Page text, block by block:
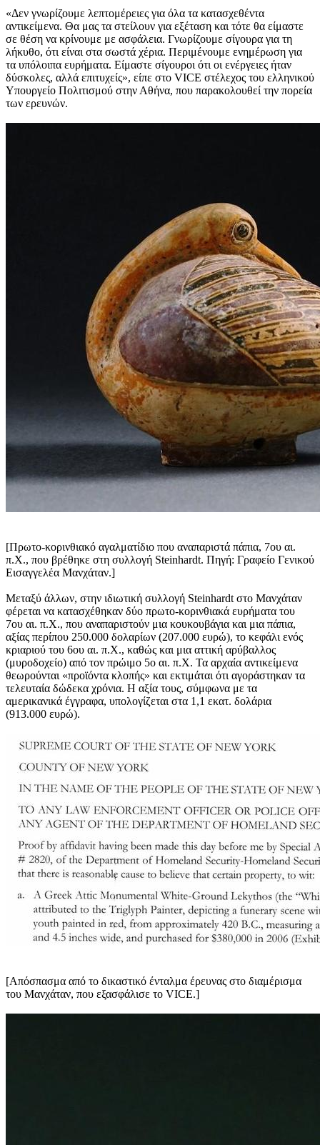
«Δεν γνωρίζουμε λεπτομέρειες για όλα τα κατασχεθέντα
αντικείμενα. Θα μας τα στείλουν για εξέταση και τότε θα είμαστε
σε θέση να κρίνουμε με ασφάλεια. Γνωρίζουμε σίγουρα για τη
λήκυθο, ότι είναι στα σωστά χέρια. Περιμένουμε ενημέρωση για
τα υπόλοιπα ευρήματα. Είμαστε σίγουροι ότι οι ενέργειες ήταν
δύσκολες, αλλά επιτυχείς», είπε στο VICE στέλεχος του ελληνικού
Υπουργείο Πολιτισμού στην Αθήνα, που παρακολουθεί την πορεία
των ερευνών.
[Πρωτο-κορινθιακό αγαλματίδιο που αναπαριστά πάπια, 7ου αι.
π.Χ., που βρέθηκε στη συλλογή Steinhardt. Πηγή: Γραφείο Γενικού
Εισαγγελέα Μανχάταν.]
Μεταξύ άλλων, στην ιδιωτική συλλογή Steinhardt στο Μανχάταν
φέρεται να κατασχέθηκαν δύο πρωτο-κορινθιακά ευρήματα του
7ου αι. π.Χ., που αναπαριστούν μια κουκουβάγια και μια πάπια,
αξίας περίπου 250.000 δολαρίων (207.000 ευρώ), το κεφάλι ενός
κριαριού του 6ου αι. π.Χ., καθώς και μια αττική αρύβαλλος
(μυροδοχείο) από τον πρώιμο 5ο αι. π.Χ. Τα αρχαία αντικείμενα
θεωρούνται «προϊόντα κλοπής» και εκτιμάται ότι αγοράστηκαν τα
τελευταία δώδεκα χρόνια. Η αξία τους, σύμφωνα με τα
αμερικανικά έγγραφα, υπολογίζεται στα 1,1 εκατ. δολάρια
(913.000 ευρώ).
[Απόσπασμα από το δικαστικό ένταλμα έρευνας στο διαμέρισμα
του Μανχάταν, που εξασφάλισε το VICE.]